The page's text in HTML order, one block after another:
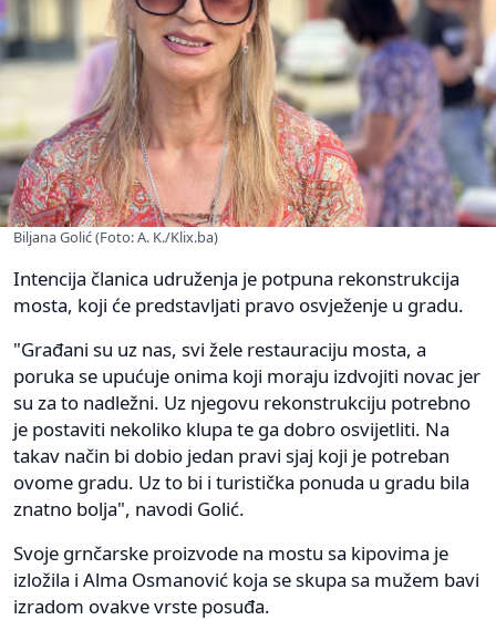
Biljana Golić (Foto: A. K./Klix.ba)
Intencija članica udruženja je potpuna rekonstrukcija
mosta, koji će predstavljati pravo osvježenje u gradu.
"Građani su uz nas, svi žele restauraciju mosta, a
poruka se upućuje onima koji moraju izdvojiti novac jer
su za to nadležni. Uz njegovu rekonstrukciju potrebno
je postaviti nekoliko klupa te ga dobro osvijetliti. Na
takav način bi dobio jedan pravi sjaj koji je potreban
ovome gradu. Uz to bi i turistička ponuda u gradu bila
znatno bolja", navodi Golić.
Svoje grnčarske proizvode na mostu sa kipovima je
izložila i Alma Osmanović koja se skupa sa mužem bavi
izradom ovakve vrste posuđa.